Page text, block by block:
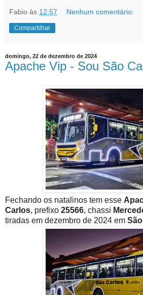
Fabio às 12:57 Nenhum comentário:
Compartilhar
domingo, 22 de dezembro de 2024
Apache Vip - Sou São
Fechando os natalinos tem esse
Carlos, prefixo 25566, chassi
tiradas em dezembro de 2024 em